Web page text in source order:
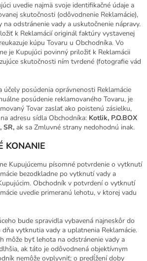
uvedie najmä svoje identifikačné údaje a
skutočnosti (odôvodnenie Reklamácie),
na odstránenie vady a uskutočnenie nápravy.
k Reklamácií originál faktúry vystavenej
kúpu Tovaru u Obchodníka. Vo
je Kupujúci povinný priložiť k Reklamácii
skutočnosti ním tvrdené (fotografie vád
účely posúdenia oprávnenosti Reklamácie
posúdenie reklamovaného Tovaru, je
Tovar zaslať ako poistenú zásielku,
adresu sídla Obchodníka: Kotlik, P.O.BOX
SR, ak sa Zmluvné strany nedohodnú inak.
KONANIE
Kupujúcemu písomné potvrdenie o vytknutí
bezodkladne po vytknutí vady a
Obchodník v potvrdení o vytknutí
uvedie primeranú lehotu, v ktorej vadu
bude spravidla vybavená najneskôr do
vytknutia vady a uplatnenia Reklamácie.
môže byť lehota na odstránenie vady a
ak táto je odôvodnená objektívnym
nemôže ovplyvniť; o predĺžení doby